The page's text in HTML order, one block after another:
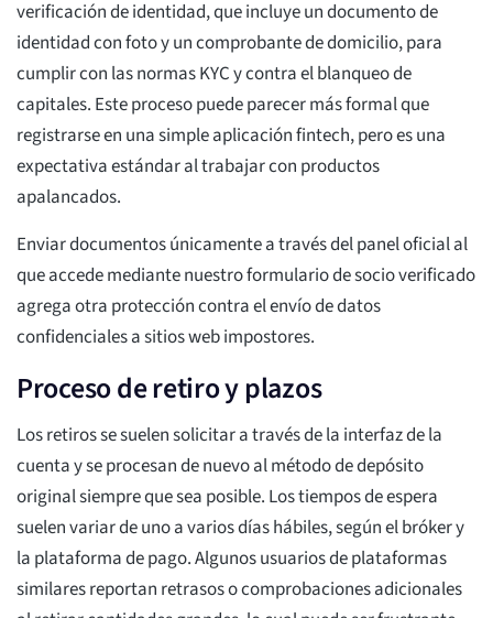
verificación de identidad, que incluye un documento de
identidad con foto y un comprobante de domicilio, para
cumplir con las normas KYC y contra el blanqueo de
capitales. Este proceso puede parecer más formal que
registrarse en una simple aplicación fintech, pero es una
expectativa estándar al trabajar con productos
apalancados.
Enviar documentos únicamente a través del panel oficial al
que accede mediante nuestro formulario de socio verificado
agrega otra protección contra el envío de datos
confidenciales a sitios web impostores.
Proceso de retiro y plazos
Los retiros se suelen solicitar a través de la interfaz de la
cuenta y se procesan de nuevo al método de depósito
original siempre que sea posible. Los tiempos de espera
suelen variar de uno a varios días hábiles, según el bróker y
la plataforma de pago. Algunos usuarios de plataformas
similares reportan retrasos o comprobaciones adicionales